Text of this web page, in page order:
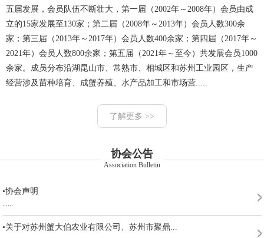
五届发展，会员队伍不断壮大，第一届（2002年～2008年）会员由成
立的15家发展至130家；第二届（2008年～2013年）会员人数300余
家；第三届（2013年～2017年）会员人数400余家；第四届（2017年～
2021年）会员人数800余家；第五届（2021年～至今）共发展会员1000
余家。成员分布沿湖昆山市、常熟市、相城区和苏州工业园区，生产
经营涉及苗种培育、成蟹养殖、水产品加工和市场营.....
了解更多 >>
协会公告
Association Bulletin
•协会声明
•关于对苏州蟹大伯农业有限公司、苏州市聚鼎...